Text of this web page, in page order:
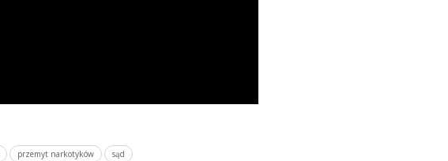
przemyt narkotyków
sąd